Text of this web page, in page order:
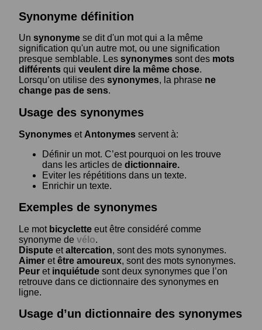
Synonyme définition
Un synonyme se dit d'un mot qui a la même
signification qu'un autre mot, ou une signification
presque semblable. Les synonymes sont des mots
différents qui veulent dire la même chose.
Lorsqu’on utilise des synonymes, la phrase ne
change pas de sens.
Usage des synonymes
Synonymes et Antonymes servent à:
Définir un mot. C’est pourquoi on les trouve
dans les articles de dictionnaire.
Eviter les répétitions dans un texte.
Enrichir un texte.
Exemples de synonymes
Le mot bicyclette eut être considéré comme
synonyme de vélo.
Dispute etaltercation, sont des mots synonymes.
Aimer etêtre amoureux, sont des mots synonymes.
Peur et inquiétude sont deux synonymes que l’on
retrouve dans ce dictionnaire des synonymes en
ligne.
Usage d’un dictionnaire des synonymes